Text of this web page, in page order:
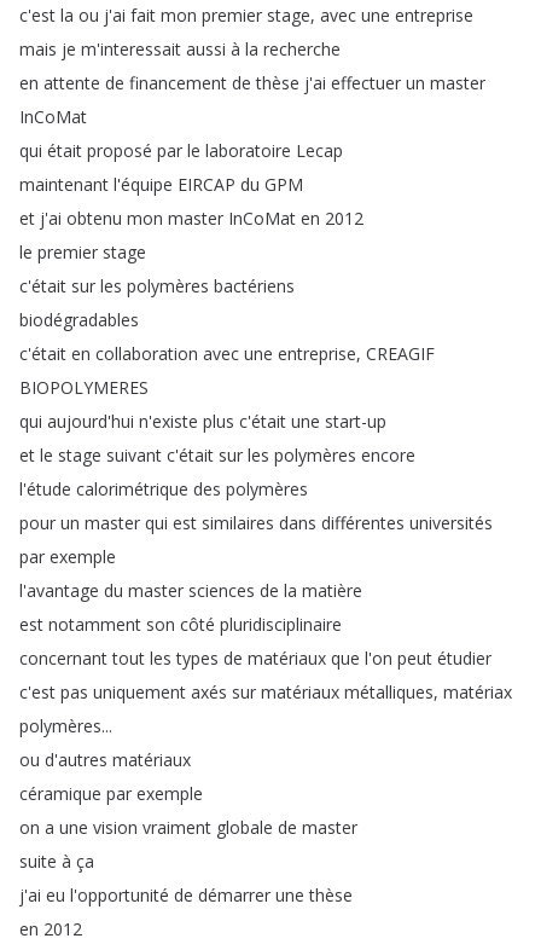
c'est la ou j'ai fait mon premier stage, avec une entreprise
mais je m'interessait aussi à la recherche
en attente de financement de thèse j'ai effectuer un master
InCoMat
qui était proposé par le laboratoire Lecap
maintenant l'équipe EIRCAP du GPM
et j'ai obtenu mon master InCoMat en 2012
le premier stage
c'était sur les polymères bactériens
biodégradables
c'était en collaboration avec une entreprise, CREAGIF
BIOPOLYMERES
qui aujourd'hui n'existe plus c'était une start-up
et le stage suivant c'était sur les polymères encore
l'étude calorimétrique des polymères
pour un master qui est similaires dans différentes universités
par exemple
l'avantage du master sciences de la matière
est notamment son côté pluridisciplinaire
concernant tout les types de matériaux que l'on peut étudier
c'est pas uniquement axés sur matériaux métalliques, matériax
polymères...
ou d'autres matériaux
céramique par exemple
on a une vision vraiment globale de master
suite à ça
j'ai eu l'opportunité de démarrer une thèse
en 2012